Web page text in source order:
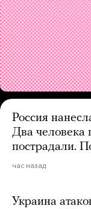
Россия
Два человека
пострадали.
час назад
Украина